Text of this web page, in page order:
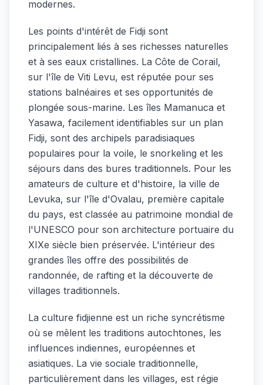
modernes.
Les points d'intérêt de Fidji sont
principalement liés à ses richesses naturelles
et à ses eaux cristallines. La Côte de Corail,
sur l'île de Viti Levu, est réputée pour ses
stations balnéaires et ses opportunités de
plongée sous-marine. Les îles Mamanuca et
Yasawa, facilement identifiables sur un plan
Fidji, sont des archipels paradisiaques
populaires pour la voile, le snorkeling et les
séjours dans des bures traditionnels. Pour les
amateurs de culture et d'histoire, la ville de
Levuka, sur l'île d'Ovalau, première capitale
du pays, est classée au patrimoine mondial de
l'UNESCO pour son architecture portuaire du
XIXe siècle bien préservée. L'intérieur des
grandes îles offre des possibilités de
randonnée, de rafting et la découverte de
villages traditionnels.
La culture fidjienne est un riche syncrétisme
où se mêlent les traditions autochtones, les
influences indiennes, européennes et
asiatiques. La vie sociale traditionnelle,
particulièrement dans les villages, est régie